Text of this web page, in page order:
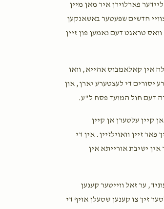
Shea Greenfeld
3 months ago
3 months ago
פארלוירן איר מאן מיין
חדשים שפעטער באשאנקען
טראגט דעם נאמען פון זיין
אין קאלאמבוס אהייא, וואו
יסורים די לעצטערע יארן, און
דעם חול המועד פסח ל"ע.
קיין עלטערן אן קיין
זיין וואוילזיין. אין די
ישיבת אורייתא אין
ער זאל ווייטער קענען
זיך צו קענען שטעלן אויף די